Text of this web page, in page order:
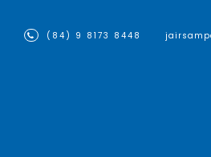
(84) 9 8173 8448